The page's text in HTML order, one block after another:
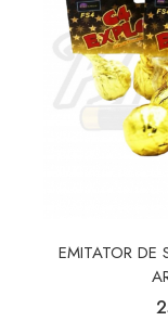
EMITATOR DE